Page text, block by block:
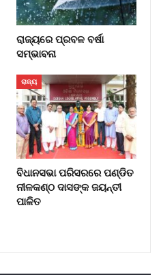
ରାଜ୍ୟରେ ପ୍ରବଳ ବର୍ଷା
ସମ୍ଭାବନା
ରାଜ୍ୟ
ବିଧାନସଭା ପରିସରରେ ପଣ୍ଡିତ
ନୀଳକଣ୍ଠ ଦାସଙ୍କ ଜୟନ୍ତୀ
ପାଳିତ